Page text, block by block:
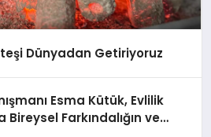
Dünyadan Getiriyoruz
Esma Kütük, Evlilik
Bireysel Farkındalığın ve